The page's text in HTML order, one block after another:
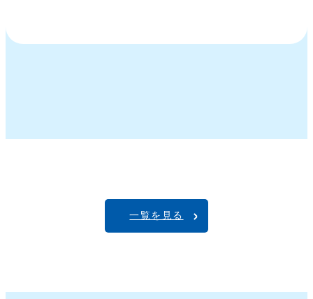
一覧を見る